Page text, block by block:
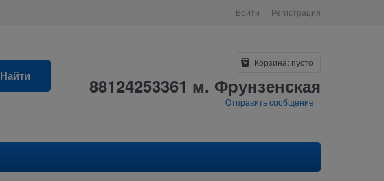
Войти Регистрация
Найти
Корзина: пусто
88124253361 м. Фрунзенская
Отправить сообщение